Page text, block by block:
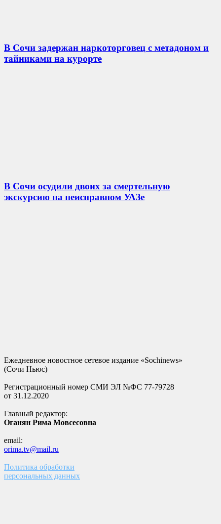
В Сочи задержан наркоторговец с метадоном и
тайниками на курорте
В Сочи осудили двоих за смертельную
экскурсию на неисправном УАЗе
Ежедневное новостное сетевое издание «Sochinews»
(Сочи Ньюс)
Регистрационный номер СМИ ЭЛ №ФС 77-79728
от 31.12.2020
Главный редактор:
Оганян Рима Мовсесовна
email:
orima.tv@mail.ru
Политика обработки
персональных данных